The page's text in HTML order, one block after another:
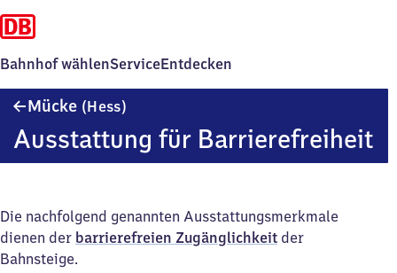
Bahnhof wählenServiceEntdecken
Mücke (Hess)
Ausstattung für Barrierefreiheit
Die nachfolgend genannten Ausstattungsmerkmale
dienen der barrierefreien Zugänglichkeit der
Bahnsteige.